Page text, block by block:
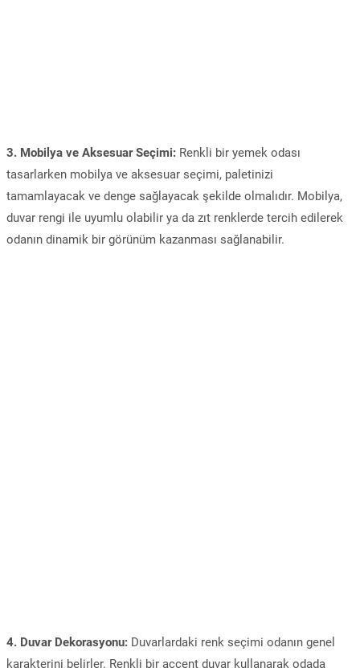
3. Mobilya ve Aksesuar Seçimi: Renkli bir yemek odası
tasarlarken mobilya ve aksesuar seçimi, paletinizi
tamamlayacak ve denge sağlayacak şekilde olmalıdır. Mobilya,
duvar rengi ile uyumlu olabilir ya da zıt renklerde tercih edilerek
odanın dinamik bir görünüm kazanması sağlanabilir.
4. Duvar Dekorasyonu: Duvarlardaki renk seçimi odanın genel
karakterini belirler. Renkli bir accent duvar kullanarak odada